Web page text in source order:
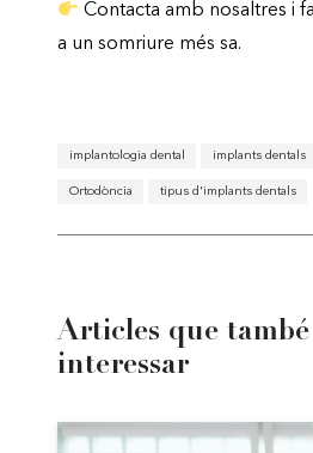
Contacta amb nosaltres i
a un somriure més sa.
implantologia dental implants dentals
Ortodòncia tipus d'implants dentals
Articles que
interessar